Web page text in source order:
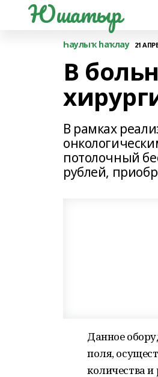
Юшатыр
Һаулыҡ һаҡлау 21
В
В рамках
потолочный
рублей,
Данное
поля,
количества